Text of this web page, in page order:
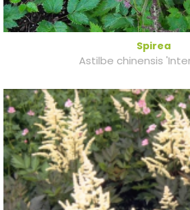
Spirea
Astilbe chinensis